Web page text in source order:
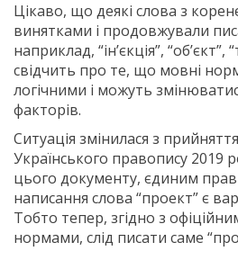
Цікаво, що деякі слова з
винятками і продовжували
наприклад, “ін’єкція”, “об’єкт”,
свідчить про те, що мовні
логічними і можуть
факторів.
Ситуація змінилася з
Українського правопису 2019
цього документу, єдиним
написання слова “проект” є
Тобто тепер, згідно з
нормами, слід писати саме